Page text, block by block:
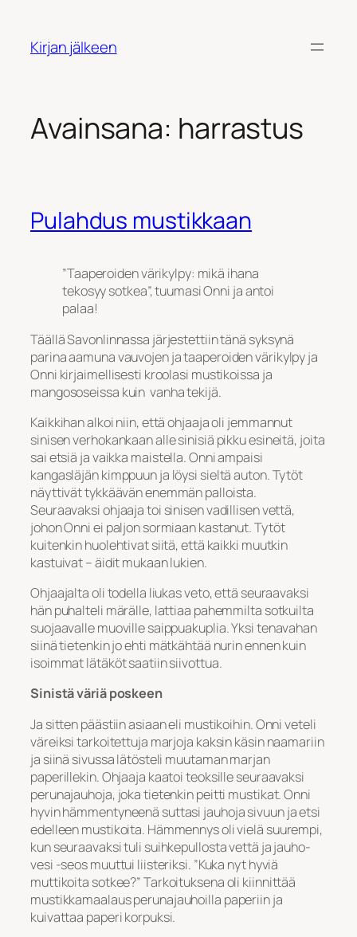
Kirjan jälkeen
Avainsana: harrastus
Pulahdus mustikkaan
”Taaperoiden värikylpy: mikä ihana
tekosyy sotkea”, tuumasi Onni ja antoi
palaa!
Täällä Savonlinnassa järjestettiin tänä syksynä
parina aamuna vauvojen ja taaperoiden värikylpy ja
Onni kirjaimellisesti kroolasi mustikoissa ja
mangososeissa kuin vanha tekijä.
Kaikkihan alkoi niin, että ohjaaja oli jemmannut
sinisen verhokankaan alle sinisiä pikku esineitä, joita
sai etsiä ja vaikka maistella. Onni ampaisi
kangasläjän kimppuun ja löysi sieltä auton. Tytöt
näyttivät tykkäävän enemmän palloista.
Seuraavaksi ohjaaja toi sinisen vadillisen vettä,
johon Onni ei paljon sormiaan kastanut. Tytöt
kuitenkin huolehtivat siitä, että kaikki muutkin
kastuivat – äidit mukaan lukien.
Ohjaajalta oli todella liukas veto, että seuraavaksi
hän puhalteli märälle, lattiaa pahemmilta sotkuilta
suojaavalle muoville saippuakuplia. Yksi tenavahan
siinä tietenkin jo ehti mätkähtää nurin ennen kuin
isoimmat lätäköt saatiin siivottua.
Sinistä väriä poskeen
Ja sitten päästiin asiaan eli mustikoihin. Onni veteli
väreiksi tarkoitettuja marjoja kaksin käsin naamariin
ja siinä sivussa lätösteli muutaman marjan
paperillekin. Ohjaaja kaatoi teoksille seuraavaksi
perunajauhoja, joka tietenkin peitti mustikat. Onni
hyvin hämmentyneenä suttasi jauhoja sivuun ja etsi
edelleen mustikoita. Hämmennys oli vielä suurempi,
kun seuraavaksi tuli suihkepullosta vettä ja jauho-
vesi -seos muuttui liisteriksi. ”Kuka nyt hyviä
muttikoita sotkee?” Tarkoituksena oli kiinnittää
mustikkamaalaus perunajauhoilla paperiin ja
kuivattaa paperi korpuksi.